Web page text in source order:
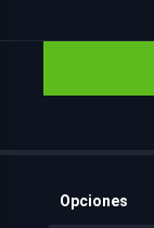
Opciones